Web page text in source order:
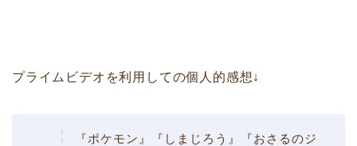
プライムビデオを利用しての個人的感想↓
『ポケモン』『しまじろう』『おさるのジ